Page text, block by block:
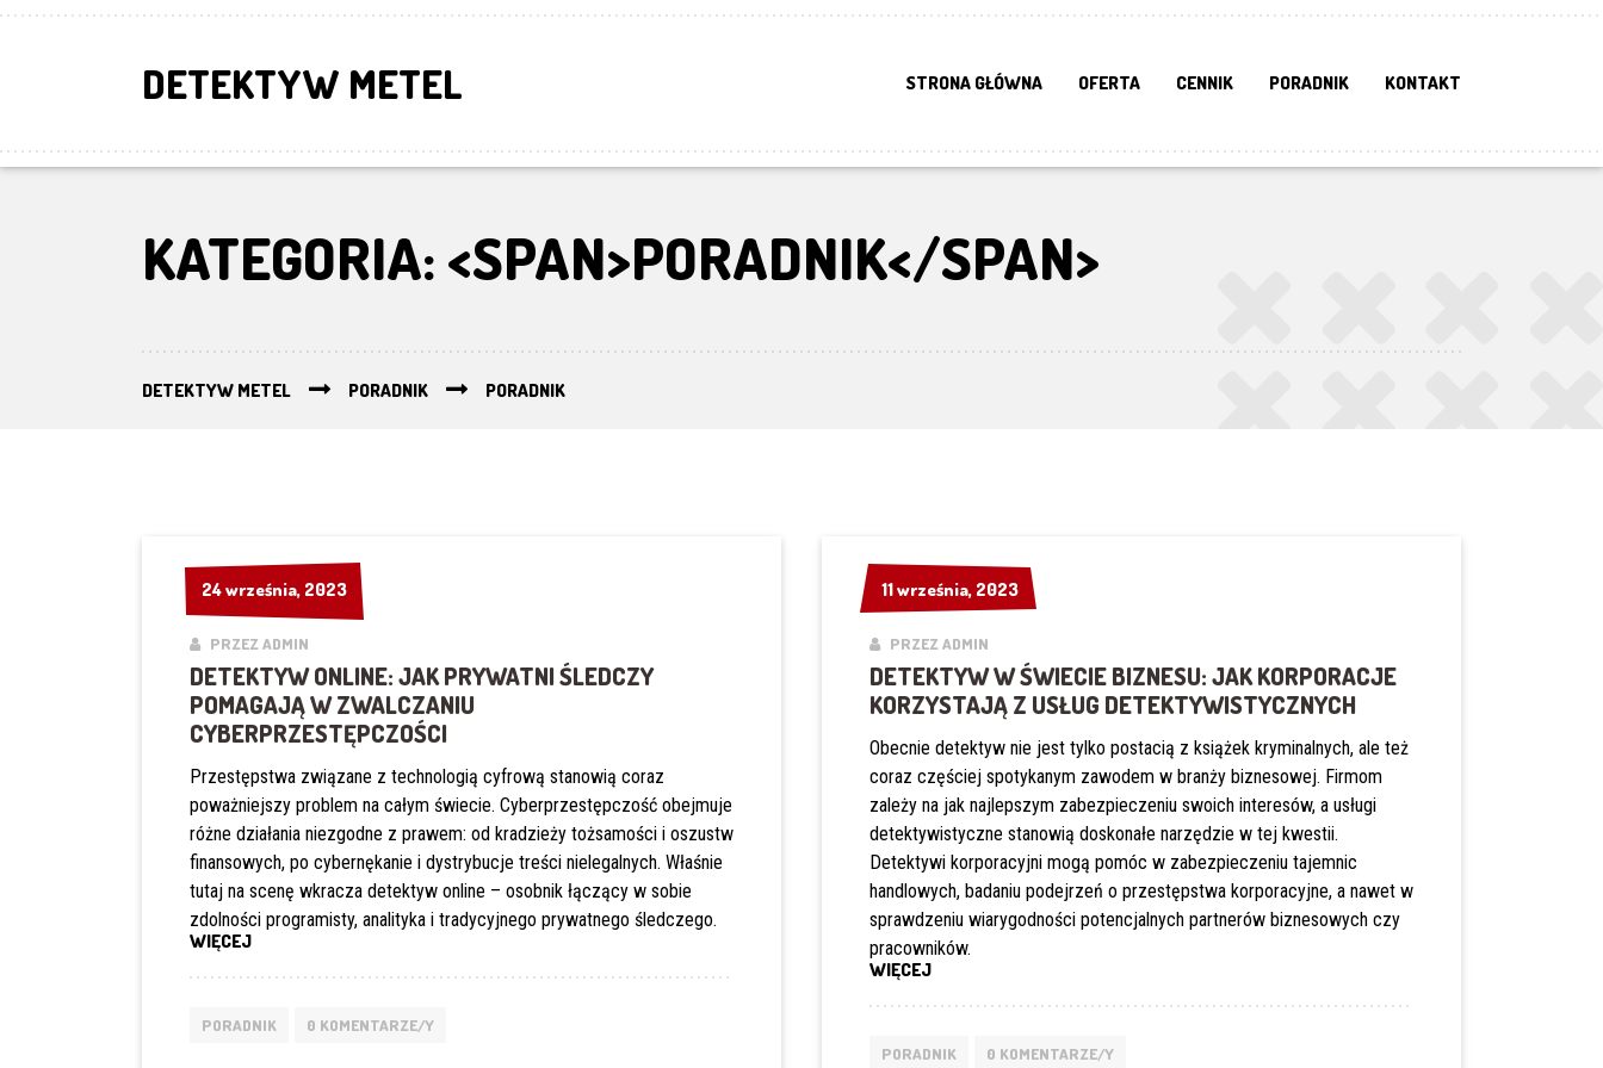
DETEKTYW METEL STRONA GŁÓWNA OFERTA CENNIK PORADNIK KONTAKT
KATEGORIA: <SPAN>PORADNIK</SPAN>
DETEKTYW METEL PORADNIK PORADNIK
24 września, 2023
24 września, 2023
PRZEZ ADMIN
DETEKTYW ONLINE: JAK PRYWATNI ŚLEDCZY
POMAGAJĄ W ZWALCZANIU
CYBERPRZESTĘPCZOŚCI
Przestępstwa związane z technologią cyfrową stanowią coraz
poważniejszy problem na całym świecie. Cyberprzestępczość obejmuje
różne działania niezgodne z prawem: od kradzieży tożsamości i oszustw
finansowych, po cybernękanie i dystrybucje treści nielegalnych. Właśnie
tutaj na scenę wkracza detektyw online – osobnik łączący w sobie
zdolności programisty, analityka i tradycyjnego prywatnego śledczego.
WIĘCEJ„DETEKTYW
PRYWATNI
PORADNIK 0 KOMENTARZE/Y
11 września, 2023
11 września, 2023
PRZEZ ADMIN
DETEKTYW W ŚWIECIE BIZNESU: JAK KORPORACJE
KORZYSTAJĄ Z USŁUG DETEKTYWISTYCZNYCH
Obecnie detektyw nie jest tylko postacią z książek kryminalnych, ale też
coraz częściej spotykanym zawodem w branży biznesowej. Firmom
zależy na jak najlepszym zabezpieczeniu swoich interesów, a usługi
detektywistyczne stanowią doskonałe narzędzie w tej kwestii.
Detektywi korporacyjni mogą pomóc w zabezpieczeniu tajemnic
handlowych, badaniu podejrzeń o przestępstwa korporacyjne, a nawet w
sprawdzeniu wiarygodności potencjalnych partnerów biznesowych czy
pracowników.
WIĘCEJ„DETEKTYW
BIZNESU:
PORADNIK 0 KOMENTARZE/Y